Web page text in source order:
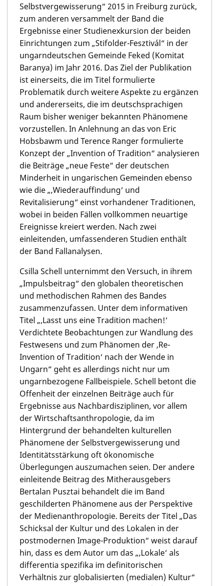
Selbstvergewisserung“ 2015 in Freiburg zurück,
zum anderen versammelt der Band die
Ergebnisse einer Studienexkursion der beiden
Einrichtungen zum „Stifolder-Fesztivál“ in der
ungarndeutschen Gemeinde Feked (Komitat
Baranya) im Jahr 2016. Das Ziel der Publikation
ist einerseits, die im Titel formulierte
Problematik durch weitere Aspekte zu ergänzen
und andererseits, die im deutschsprachigen
Raum bisher weniger bekannten Phänomene
vorzustellen. In Anlehnung an das von Eric
Hobsbawm und Terence Ranger formulierte
Konzept der „Invention of Tradition“ analysieren
die Beiträge „neue Feste“ der deutschen
Minderheit in ungarischen Gemeinden ebenso
wie die „‚Wiederauffindung‘ und
Revitalisierung“ einst vorhandener Traditionen,
wobei in beiden Fällen vollkommen neuartige
Ereignisse kreiert werden. Nach zwei
einleitenden, umfassenderen Studien enthält
der Band Fallanalysen.
Csilla Schell unternimmt den Versuch, in ihrem
„Impulsbeitrag“ den globalen theoretischen
und methodischen Rahmen des Bandes
zusammenzufassen. Unter dem informativen
Titel „‚Lasst uns eine Tradition machen!‘
Verdichtete Beobachtungen zur Wandlung des
Festwesens und zum Phänomen der ‚Re-
Invention of Tradition‘ nach der Wende in
Ungarn“ geht es allerdings nicht nur um
ungarnbezogene Fallbeispiele. Schell betont die
Offenheit der einzelnen Beiträge auch für
Ergebnisse aus Nachbardisziplinen, vor allem
der Wirtschaftsanthropologie, da im
Hintergrund der behandelten kulturellen
Phänomene der Selbstvergewisserung und
Identitätsstärkung oft ökonomische
Überlegungen auszumachen seien. Der andere
einleitende Beitrag des Mitherausgebers
Bertalan Pusztai behandelt die im Band
geschilderten Phänomene aus der Perspektive
der Medienanthropologie. Bereits der Titel „Das
Schicksal der Kultur und des Lokalen in der
postmodernen Image-Produktion“ weist darauf
hin, dass es dem Autor um das „‚Lokale‘ als
differentia spezifika im definitorischen
Verhältnis zur globalisierten (medialen) Kultur“